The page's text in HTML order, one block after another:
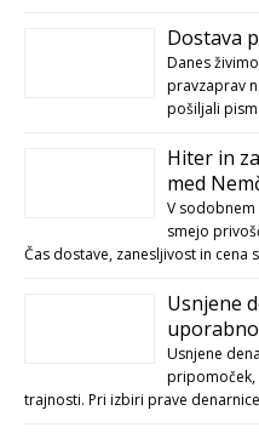
Dostava
Danes
pravzaprav
pošiljali
Hiter in
med
V
smejo
Čas dostave, zanesljivost in cena
Usnjene
Usnjene
pripomoček,
trajnosti. Pri izbiri prave